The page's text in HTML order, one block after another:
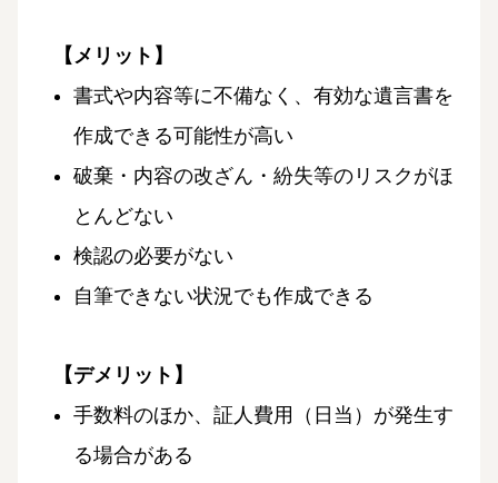
【メリット】
書式や内容等に不備なく、有効な遺言書を
作成できる可能性が高い
破棄・内容の改ざん・紛失等のリスクがほ
とんどない
検認の必要がない
自筆できない状況でも作成できる
【デメリット】
手数料のほか、証人費用（日当）が発生す
る場合がある